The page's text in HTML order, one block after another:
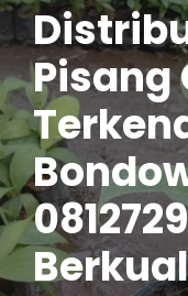
Pisang